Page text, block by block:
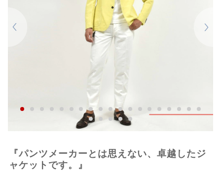
『パンツメーカーとは思えない、卓越したジ
ャケットです。』